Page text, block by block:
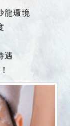
龍環境
遇